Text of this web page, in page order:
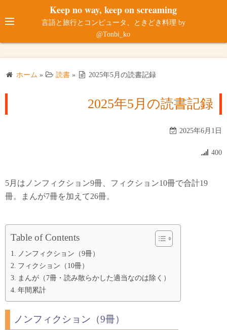
ン
ン
ツ
へ
Keep no way, keep on screaming
言語と旅行とコンピュータ、ときどき料理 by
@Tonbi_ko
ホーム » 読書 » 2025年5月の読書記録
2025年5月の読書記録
2025年6月1日
400
5月はノンフィクション9冊、フィクション10冊で合計19
冊。まんが7冊を加えて26冊。
Table of Contents
ノンフィクション（9冊）
フィクション（10冊）
まんが（7冊・読み散らかした適当なのは除く）
年間累計
ノンフィクション（9冊）